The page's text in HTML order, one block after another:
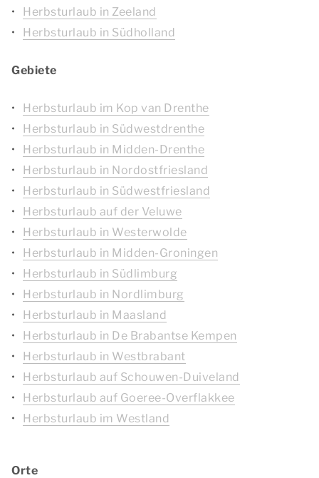
Herbsturlaub in Zeeland
Herbsturlaub in Südholland
Gebiete
Herbsturlaub im Kop van Drenthe
Herbsturlaub in Südwestdrenthe
Herbsturlaub in Midden-Drenthe
Herbsturlaub in Nordostfriesland
Herbsturlaub in Südwestfriesland
Herbsturlaub auf der Veluwe
Herbsturlaub in Westerwolde
Herbsturlaub in Midden-Groningen
Herbsturlaub in Südlimburg
Herbsturlaub in Nordlimburg
Herbsturlaub in Maasland
Herbsturlaub in De Brabantse Kempen
Herbsturlaub in Westbrabant
Herbsturlaub auf Schouwen-Duiveland
Herbsturlaub auf Goeree-Overflakkee
Herbsturlaub im Westland
Orte